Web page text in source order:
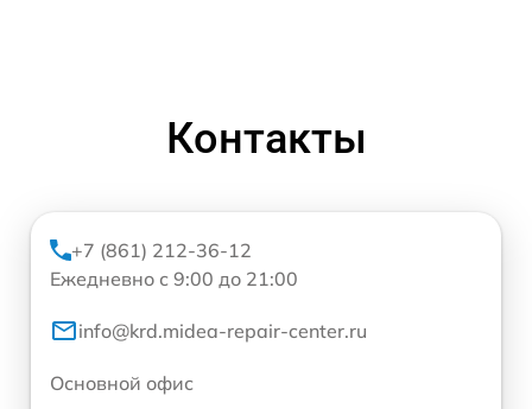
Контакты
+7 (861) 212-36-12
Ежедневно с 9:00 до 21:00
info@krd.midea-repair-center.ru
Основной офис